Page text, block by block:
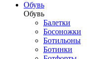
Обувь
Обувь
Балетки
Босоножки
Ботильоны
Ботинки